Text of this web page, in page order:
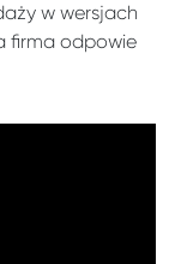
w wersjach
firma odpowie